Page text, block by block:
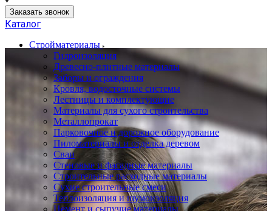
Заказать звонок
Каталог
Стройматериалы
Гидроизоляция
Древесно-плитные материалы
Заборы и ограждения
Кровля, водосточные системы
Лестницы и комплектующие
Материалы для сухого строительства
Металлопрокат
Парковочное и дорожное оборудование
Пиломатериалы и отделка деревом
Сваи
Стеновые и фасадные материалы
Строительные расходные материалы
Сухие строительные смеси
Теплоизоляция и шумоизоляция
Цемент и сыпучие материалы